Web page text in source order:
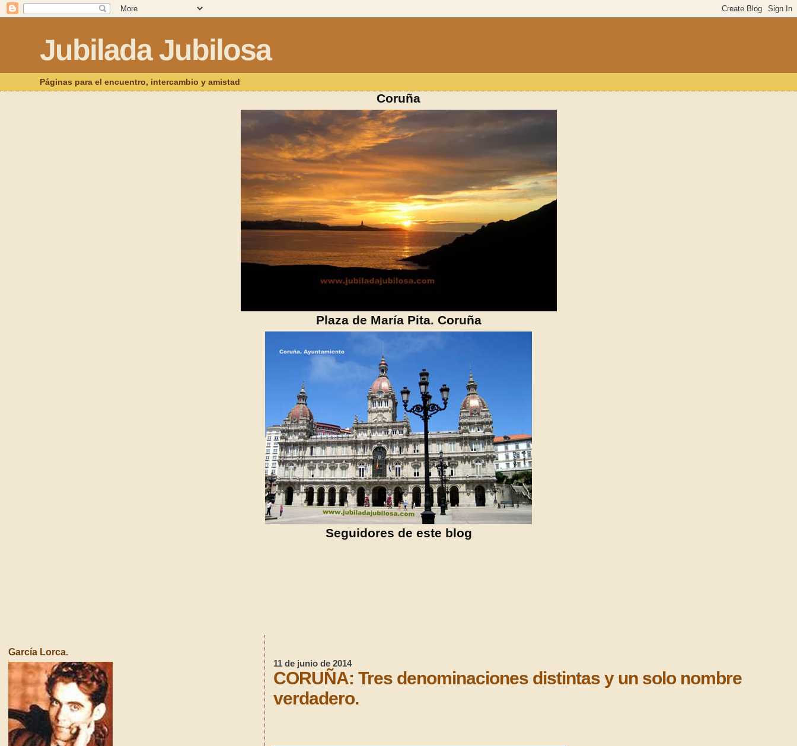
Jubilada Jubilosa
Páginas para el encuentro, intercambio y amistad
Coruña
Plaza de María Pita. Coruña
Seguidores de este blog
11 de junio de 2014
CORUÑA: Tres denominaciones distintas y un solo nombre
verdadero.
García Lorca.